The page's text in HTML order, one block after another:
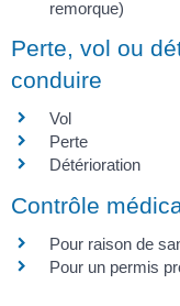
remorque)
Perte, vol ou
conduire
Vol
Perte
Détérioration
Contrôle
Pour raison de
Pour un permis